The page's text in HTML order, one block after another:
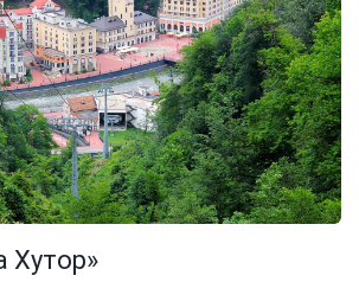
Хутор»